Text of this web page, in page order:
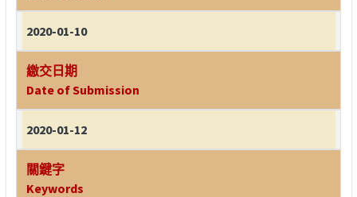
2020-01-10
繳交日期
Date of Submission
2020-01-12
關鍵字
Keywords